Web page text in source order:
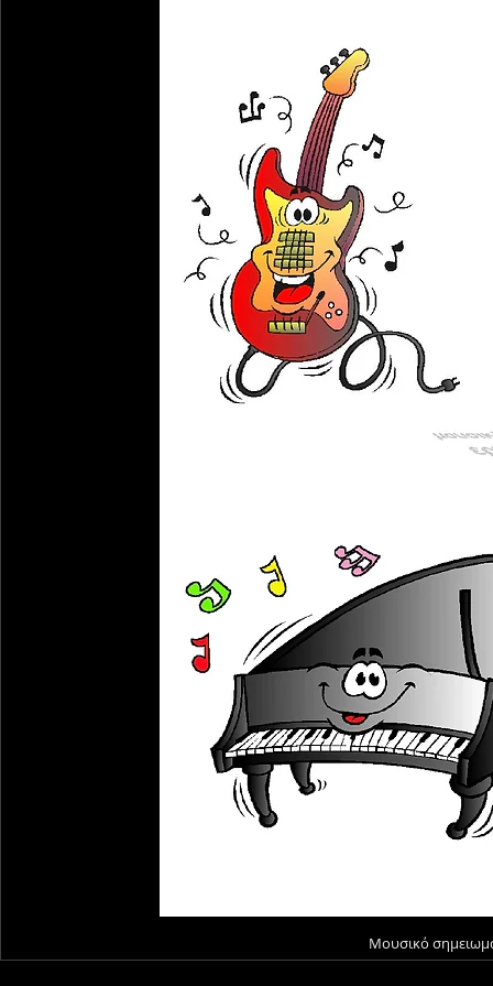
Μουσικό